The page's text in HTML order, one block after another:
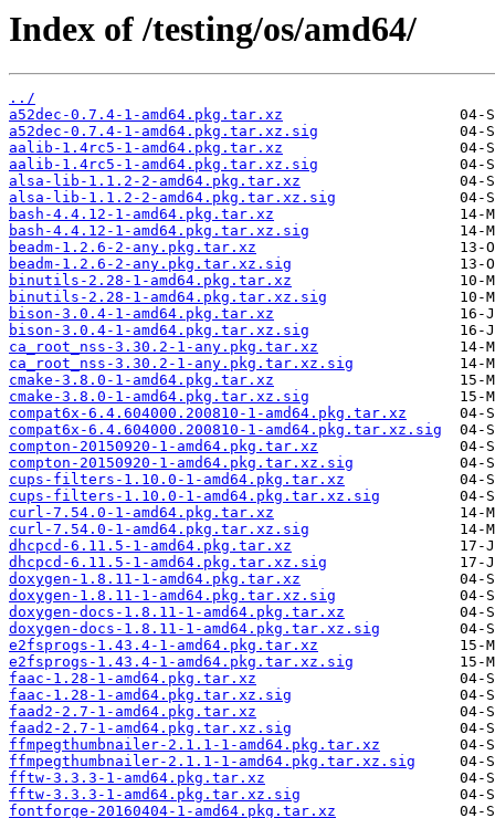
Index of /testing/os/amd64/
../
a52dec-0.7.4-1-amd64.pkg.tar.xz
a52dec-0.7.4-1-amd64.pkg.tar.xz.sig
aalib-1.4rc5-1-amd64.pkg.tar.xz
aalib-1.4rc5-1-amd64.pkg.tar.xz.sig
alsa-lib-1.1.2-2-amd64.pkg.tar.xz
alsa-lib-1.1.2-2-amd64.pkg.tar.xz.sig
bash-4.4.12-1-amd64.pkg.tar.xz
bash-4.4.12-1-amd64.pkg.tar.xz.sig
beadm-1.2.6-2-any.pkg.tar.xz
beadm-1.2.6-2-any.pkg.tar.xz.sig
binutils-2.28-1-amd64.pkg.tar.xz
binutils-2.28-1-amd64.pkg.tar.xz.sig
bison-3.0.4-1-amd64.pkg.tar.xz
bison-3.0.4-1-amd64.pkg.tar.xz.sig
ca_root_nss-3.30.2-1-any.pkg.tar.xz
ca_root_nss-3.30.2-1-any.pkg.tar.xz.sig
cmake-3.8.0-1-amd64.pkg.tar.xz
cmake-3.8.0-1-amd64.pkg.tar.xz.sig
compat6x-6.4.604000.200810-1-amd64.pkg.tar.xz
compat6x-6.4.604000.200810-1-amd64.pkg.tar.xz.sig
compton-20150920-1-amd64.pkg.tar.xz
compton-20150920-1-amd64.pkg.tar.xz.sig
cups-filters-1.10.0-1-amd64.pkg.tar.xz
cups-filters-1.10.0-1-amd64.pkg.tar.xz.sig
curl-7.54.0-1-amd64.pkg.tar.xz
curl-7.54.0-1-amd64.pkg.tar.xz.sig
dhcpcd-6.11.5-1-amd64.pkg.tar.xz
dhcpcd-6.11.5-1-amd64.pkg.tar.xz.sig
doxygen-1.8.11-1-amd64.pkg.tar.xz
doxygen-1.8.11-1-amd64.pkg.tar.xz.sig
doxygen-docs-1.8.11-1-amd64.pkg.tar.xz
doxygen-docs-1.8.11-1-amd64.pkg.tar.xz.sig
e2fsprogs-1.43.4-1-amd64.pkg.tar.xz
e2fsprogs-1.43.4-1-amd64.pkg.tar.xz.sig
faac-1.28-1-amd64.pkg.tar.xz
faac-1.28-1-amd64.pkg.tar.xz.sig
faad2-2.7-1-amd64.pkg.tar.xz
faad2-2.7-1-amd64.pkg.tar.xz.sig
ffmpegthumbnailer-2.1.1-1-amd64.pkg.tar.xz
ffmpegthumbnailer-2.1.1-1-amd64.pkg.tar.xz.sig
fftw-3.3.3-1-amd64.pkg.tar.xz
fftw-3.3.3-1-amd64.pkg.tar.xz.sig
fontforge-20160404-1-amd64.pkg.tar.xz